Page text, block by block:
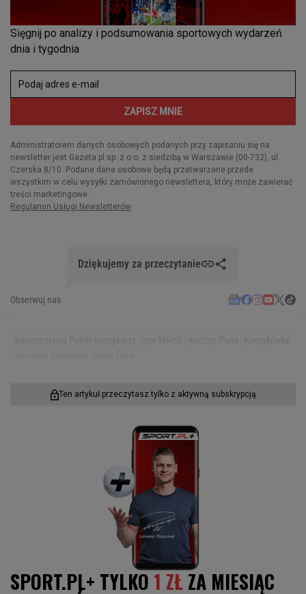
Dziękujemy za przeczytanie
Obserwuj nas